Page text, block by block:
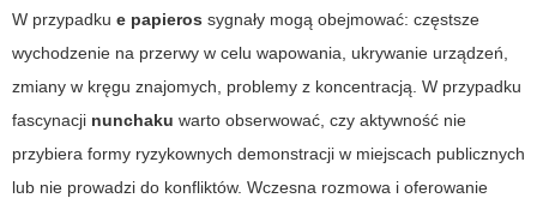
W przypadku e papieros sygnały mogą obejmować: częstsze
wychodzenie na przerwy w celu wapowania, ukrywanie urządzeń,
zmiany w kręgu znajomych, problemy z koncentracją. W przypadku
fascynacji nunchaku warto obserwować, czy aktywność nie
przybiera formy ryzykownych demonstracji w miejscach publicznych
lub nie prowadzi do konfliktów. Wczesna rozmowa i oferowanie